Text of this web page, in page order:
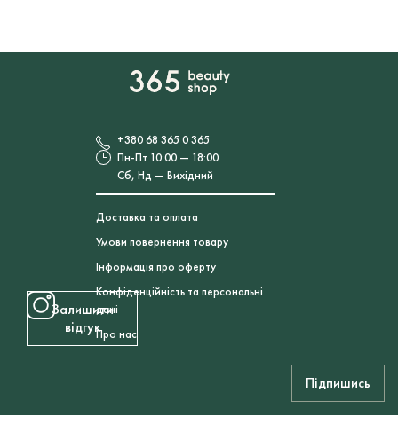
+380 68 365 0 365
Пн-Пт 10:00 — 18:00
Сб, Нд — Вихідний
Доставка та оплата
Умови повернення товару
Інформація про оферту
Конфіденційність та персональні
дані
Про нас
Залишити
відгук
Підпишись